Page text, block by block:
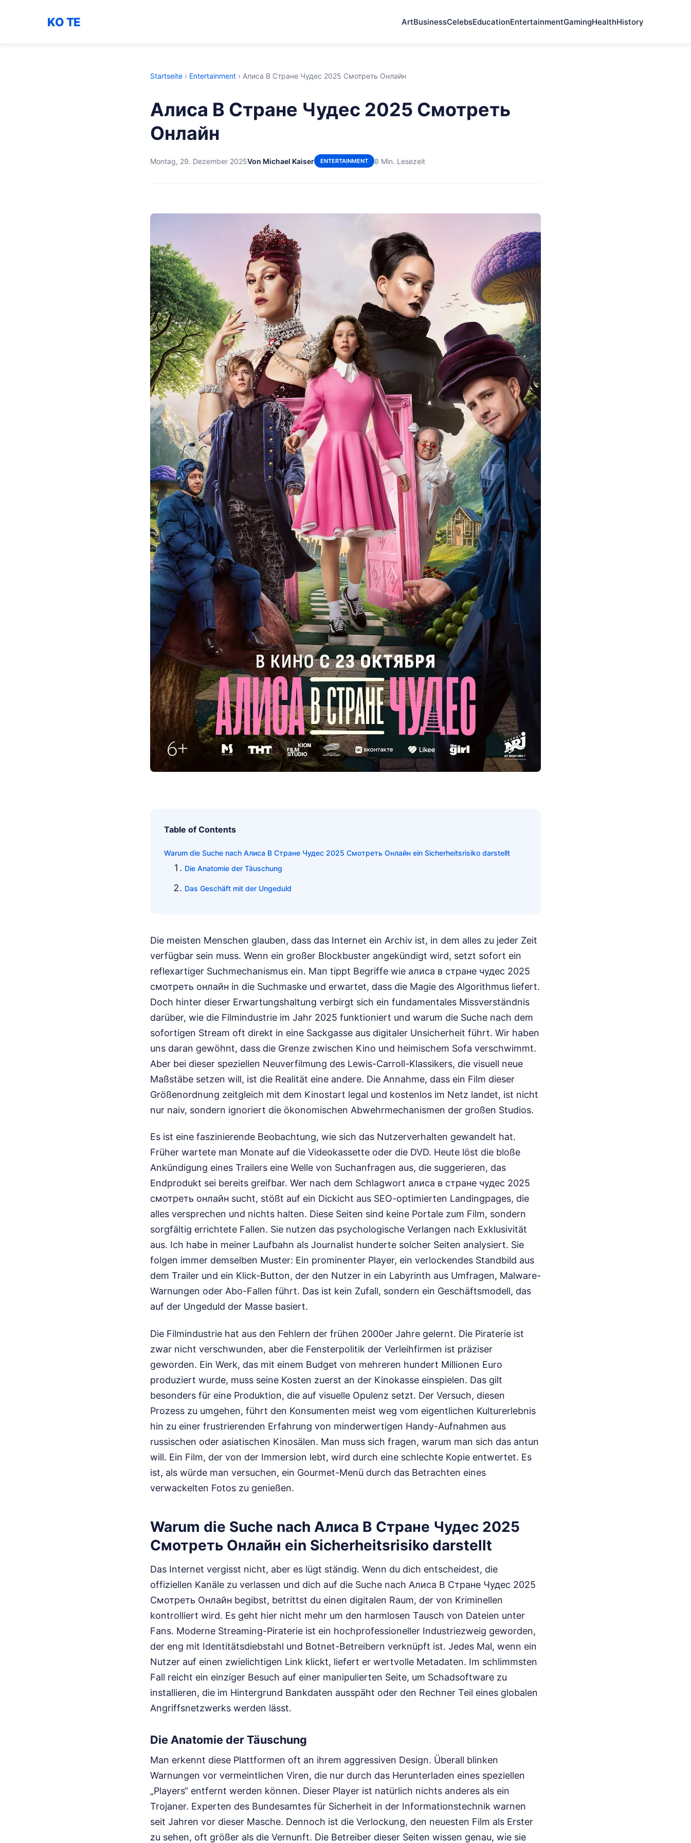
KO TE ArtBusinessCelebsEducationEntertainmentGamingHealthHistory
Startseite › Entertainment › Алиса В Стране Чудес 2025 Смотреть Онлайн
Алиса В Стране Чудес 2025 Смотреть
Онлайн
Montag, 29. Dezember 2025Von Michael Kaiser ENTERTAINMENT 8 Min. Lesezeit
Table of Contents
Warum die Suche nach Алиса В Стране Чудес 2025 Смотреть Онлайн ein Sicherheitsrisiko darstellt
Die Anatomie der Täuschung
Das Geschäft mit der Ungeduld
Die meisten Menschen glauben, dass das Internet ein Archiv ist, in dem alles zu jeder Zeit
verfügbar sein muss. Wenn ein großer Blockbuster angekündigt wird, setzt sofort ein
reflexartiger Suchmechanismus ein. Man tippt Begriffe wie алиса в стране чудес 2025
смотреть онлайн in die Suchmaske und erwartet, dass die Magie des Algorithmus liefert.
Doch hinter dieser Erwartungshaltung verbirgt sich ein fundamentales Missverständnis
darüber, wie die Filmindustrie im Jahr 2025 funktioniert und warum die Suche nach dem
sofortigen Stream oft direkt in eine Sackgasse aus digitaler Unsicherheit führt. Wir haben
uns daran gewöhnt, dass die Grenze zwischen Kino und heimischem Sofa verschwimmt.
Aber bei dieser speziellen Neuverfilmung des Lewis-Carroll-Klassikers, die visuell neue
Maßstäbe setzen will, ist die Realität eine andere. Die Annahme, dass ein Film dieser
Größenordnung zeitgleich mit dem Kinostart legal und kostenlos im Netz landet, ist nicht
nur naiv, sondern ignoriert die ökonomischen Abwehrmechanismen der großen Studios.
Es ist eine faszinierende Beobachtung, wie sich das Nutzerverhalten gewandelt hat.
Früher wartete man Monate auf die Videokassette oder die DVD. Heute löst die bloße
Ankündigung eines Trailers eine Welle von Suchanfragen aus, die suggerieren, das
Endprodukt sei bereits greifbar. Wer nach dem Schlagwort алиса в стране чудес 2025
смотреть онлайн sucht, stößt auf ein Dickicht aus SEO-optimierten Landingpages, die
alles versprechen und nichts halten. Diese Seiten sind keine Portale zum Film, sondern
sorgfältig errichtete Fallen. Sie nutzen das psychologische Verlangen nach Exklusivität
aus. Ich habe in meiner Laufbahn als Journalist hunderte solcher Seiten analysiert. Sie
folgen immer demselben Muster: Ein prominenter Player, ein verlockendes Standbild aus
dem Trailer und ein Klick-Button, der den Nutzer in ein Labyrinth aus Umfragen, Malware-
Warnungen oder Abo-Fallen führt. Das ist kein Zufall, sondern ein Geschäftsmodell, das
auf der Ungeduld der Masse basiert.
Die Filmindustrie hat aus den Fehlern der frühen 2000er Jahre gelernt. Die Piraterie ist
zwar nicht verschwunden, aber die Fensterpolitik der Verleihfirmen ist präziser
geworden. Ein Werk, das mit einem Budget von mehreren hundert Millionen Euro
produziert wurde, muss seine Kosten zuerst an der Kinokasse einspielen. Das gilt
besonders für eine Produktion, die auf visuelle Opulenz setzt. Der Versuch, diesen
Prozess zu umgehen, führt den Konsumenten meist weg vom eigentlichen Kulturerlebnis
hin zu einer frustrierenden Erfahrung von minderwertigen Handy-Aufnahmen aus
russischen oder asiatischen Kinosälen. Man muss sich fragen, warum man sich das antun
will. Ein Film, der von der Immersion lebt, wird durch eine schlechte Kopie entwertet. Es
ist, als würde man versuchen, ein Gourmet-Menü durch das Betrachten eines
verwackelten Fotos zu genießen.
Warum die Suche nach Алиса В Стране Чудес 2025
Смотреть Онлайн ein Sicherheitsrisiko darstellt
Das Internet vergisst nicht, aber es lügt ständig. Wenn du dich entscheidest, die
offiziellen Kanäle zu verlassen und dich auf die Suche nach Алиса В Стране Чудес 2025
Смотреть Онлайн begibst, betrittst du einen digitalen Raum, der von Kriminellen
kontrolliert wird. Es geht hier nicht mehr um den harmlosen Tausch von Dateien unter
Fans. Moderne Streaming-Piraterie ist ein hochprofessioneller Industriezweig geworden,
der eng mit Identitätsdiebstahl und Botnet-Betreibern verknüpft ist. Jedes Mal, wenn ein
Nutzer auf einen zwielichtigen Link klickt, liefert er wertvolle Metadaten. Im schlimmsten
Fall reicht ein einziger Besuch auf einer manipulierten Seite, um Schadsoftware zu
installieren, die im Hintergrund Bankdaten ausspäht oder den Rechner Teil eines globalen
Angriffsnetzwerks werden lässt.
Die Anatomie der Täuschung
Man erkennt diese Plattformen oft an ihrem aggressiven Design. Überall blinken
Warnungen vor vermeintlichen Viren, die nur durch das Herunterladen eines speziellen
„Players“ entfernt werden können. Dieser Player ist natürlich nichts anderes als ein
Trojaner. Experten des Bundesamtes für Sicherheit in der Informationstechnik warnen
seit Jahren vor dieser Masche. Dennoch ist die Verlockung, den neuesten Film als Erster
zu sehen, oft größer als die Vernunft. Die Betreiber dieser Seiten wissen genau, wie sie